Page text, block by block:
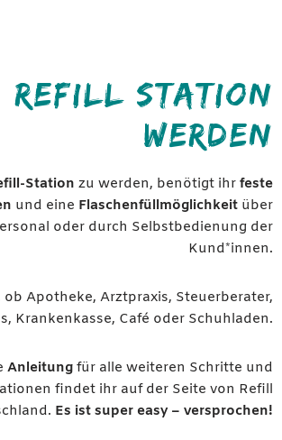
REFILL STATION
WERDEN
Station zu werden, benötigt ihr feste
und eine Flaschenfüllmöglichkeit über
oder durch Selbstbedienung der
Kund*innen.
ob Apotheke, Arztpraxis, Steuerberater,
Krankenkasse, Café oder Schuhladen.
Anleitung für alle weiteren Schritte und
findet ihr auf der Seite von Refill
Es ist super easy – versprochen!